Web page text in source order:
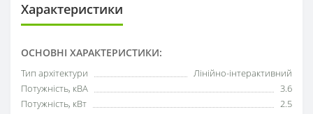
Характеристики
ОСНОВНІ ХАРАКТЕРИСТИКИ:
Тип архітектури
Лінійно-інтерактивний
Потужність, кВА
3.6
Потужність, кВт
2.5